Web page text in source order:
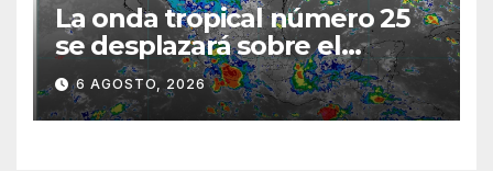
La onda tropical número 25
se desplazará sobre el
sureste mexicano
6 AGOSTO, 2026